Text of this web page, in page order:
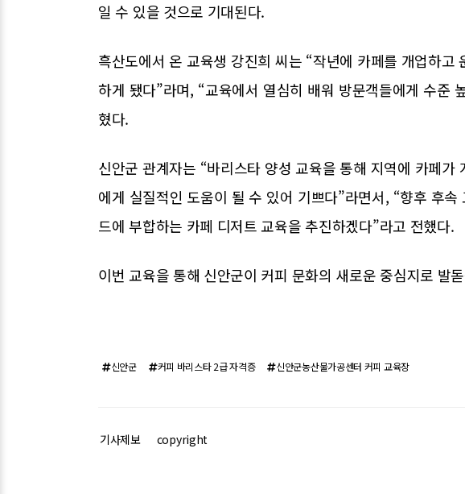
일 수 있을 것으로 기대된다.
흑산도에서 온 교육생 강진희 씨는 “작년에 카페를 개업하고
하게 됐다”라며, “교육에서 열심히 배워 방문객들에게 수준
혔다.
신안군 관계자는 “바리스타 양성 교육을 통해 지역에 카페가
에게 실질적인 도움이 될 수 있어 기쁘다”라면서, “향후 후
드에 부합하는 카페 디저트 교육을 추진하겠다”라고 전했다.
이번 교육을 통해 신안군이 커피 문화의 새로운 중심지로 발
신안군 커피 바리스타 2급 자격증 신안군농산물가공센터 커피 교육장
기사제보 copyright